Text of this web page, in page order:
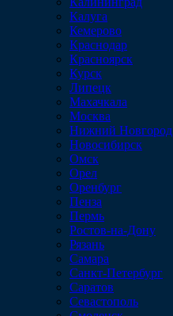
Калуга
Кемерово
Краснодар
Красноярск
Курск
Липецк
Махачкала
Москва
Нижний Новгород
Новосибирск
Омск
Орел
Оренбург
Пенза
Пермь
Ростов-на-Дону
Рязань
Самара
Санкт-Петербург
Саратов
Севастополь